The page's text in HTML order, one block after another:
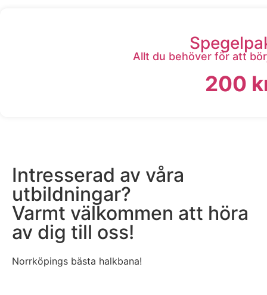
Allt du behöver för att
200
Intresserad av våra
utbildningar?
Varmt välkommen att höra
av dig till oss!
Norrköpings bästa halkbana!